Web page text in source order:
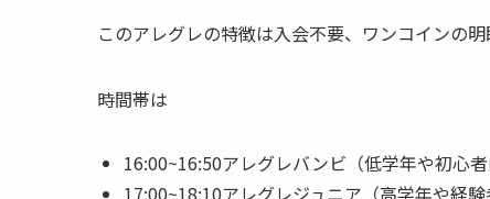
このアレグレの特徴は入会不要、ワンコインの
時間帯は
16:00~16:50アレグレバンビ（低学年や初心者